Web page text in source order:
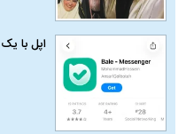
اپل با یک